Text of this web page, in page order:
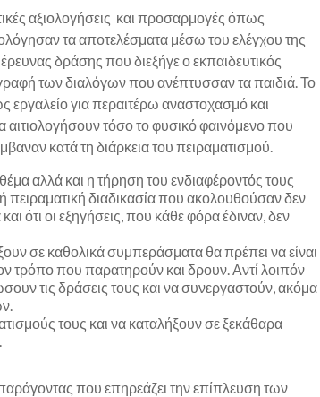
αξιολογήσεις και προσαρμογές όπως
τα αποτελέσματα μέσω του ελέγχου της
δράσης που διεξήγε ο εκπαιδευτικός
των διαλόγων που ανέπτυσσαν τα παιδιά. Το
εργαλείο για περαιτέρω αναστοχασμό και
τόσο το φυσικό φαινόμενο που
κατά τη διάρκεια του πειραματισμού.
αλλά και η τήρηση του ενδιαφέροντός τους
πειραματική διαδικασία που ακολουθούσαν δεν
ότι οι εξηγήσεις, που κάθε φόρα έδιναν, δεν
σε καθολικά συμπεράσματα θα πρέπει να είναι
τρόπο που παρατηρούν και δρουν. Αντί λοιπόν
τις δράσεις τους και να συνεργαστούν, ακόμα
τους και να καταλήξουν σε ξεκάθαρα
παράγοντας που επηρεάζει την επίπλευση των